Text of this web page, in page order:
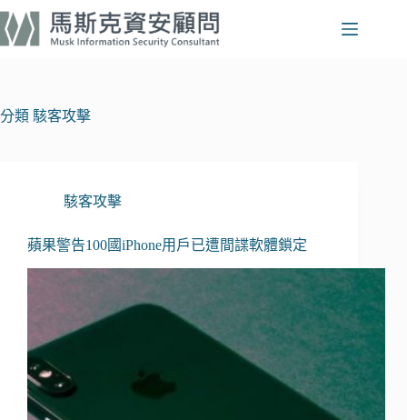
跳
至
容
分類 駭客攻擊
駭客攻擊
蘋果警告100國iPhone用戶已遭間諜軟體鎖定